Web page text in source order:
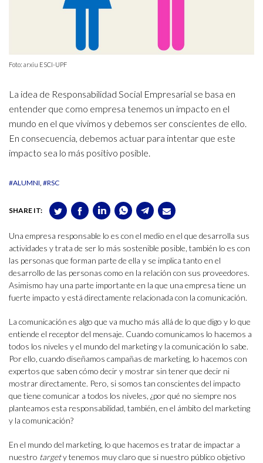
Foto: arxiu ESCI-UPF
La idea de Responsabilidad Social Empresarial se basa en
entender que como empresa tenemos un impacto en el
mundo en el que vivimos y debemos ser conscientes de ello.
En consecuencia, debemos actuar para intentar que este
impacto sea lo más positivo posible.
#ALUMNI #RSC
SHARE IT:
Una empresa responsable lo es con el medio en el que desarrolla sus
actividades y trata de ser lo más sostenible posible, también lo es con
las personas que forman parte de ella y se implica tanto en el
desarrollo de las personas como en la relación con sus proveedores.
Asimismo hay una parte importante en la que una empresa tiene un
fuerte impacto y está directamente relacionada con la comunicación.
La comunicación es algo que va mucho más allá de lo que digo y lo que
entiende el receptor del mensaje. Cuando comunicamos lo hacemos a
todos los niveles y el mundo del marketing y la comunicación lo sabe.
Por ello, cuando diseñamos campañas de marketing, lo hacemos con
expertos que saben cómo decir y mostrar sin tener que decir ni
mostrar directamente. Pero, si somos tan conscientes del impacto
que tiene comunicar a todos los niveles, ¿por qué no siempre nos
planteamos esta responsabilidad, también, en el ámbito del marketing
y la comunicación?
En el mundo del marketing, lo que hacemos es tratar de impactar a
nuestro targety tenemos muy claro que si nuestro público objetivo